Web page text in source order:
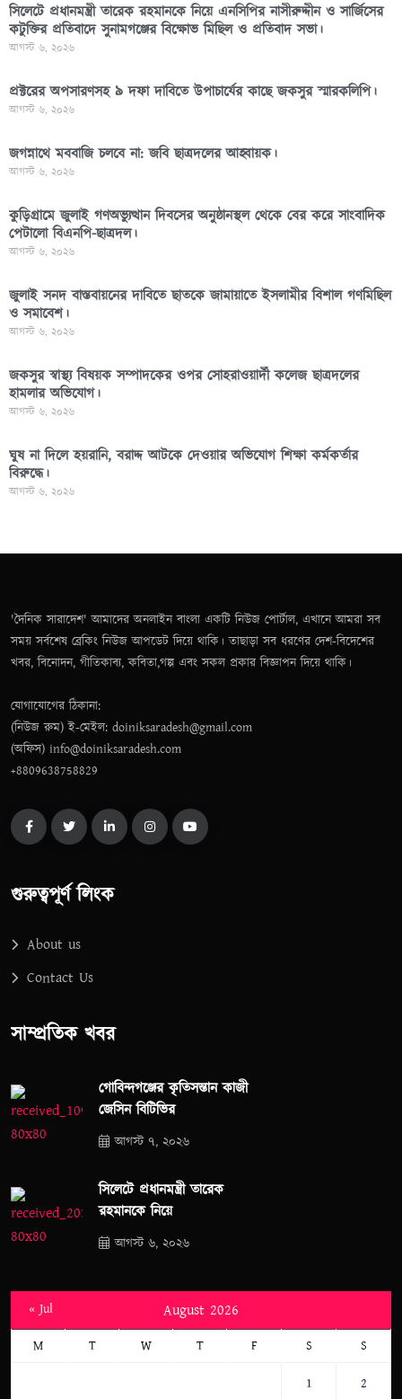
সিলেটে প্রধানমন্ত্রী তারেক রহমানকে নিয়ে এনসিপির নাসীরুদ্দীন ও সার্জিসের
কটুক্তির প্রতিবাদে সুনামগঞ্জের বিক্ষোভ মিছিল ও প্রতিবাদ সভা।
আগস্ট ৬, ২০২৬
প্রক্টরের অপসারণসহ ৯ দফা দাবিতে উপাচার্যের কাছে জকসুর স্মারকলিপি।
আগস্ট ৬, ২০২৬
জগন্নাথে মববাজি চলবে না: জবি ছাত্রদলের আহ্বায়ক।
আগস্ট ৬, ২০২৬
কুড়িগ্রামে জুলাই গণঅভ্যুত্থান দিবসের অনুষ্ঠানস্থল থেকে বের করে সাংবাদিক
পেটালো বিএনপি-ছাত্রদল।
আগস্ট ৬, ২০২৬
জুলাই সনদ বাস্তবায়নের দাবিতে ছাতকে জামায়াতে ইসলামীর বিশাল গণমিছিল
ও সমাবেশ।
আগস্ট ৬, ২০২৬
জকসুর স্বাস্থ্য বিষয়ক সম্পাদকের ওপর সোহরাওয়ার্দী কলেজ ছাত্রদলের
হামলার অভিযোগ।
আগস্ট ৬, ২০২৬
ঘুষ না দিলে হয়রানি, বরাদ্দ আটকে দেওয়ার অভিযোগ শিক্ষা কর্মকর্তার
বিরুদ্ধে।
আগস্ট ৬, ২০২৬
'দৈনিক সারাদেশ' আমাদের অনলাইন বাংলা একটি নিউজ পোর্টাল, এখানে আমরা সব
সময় সর্বশেষ ব্রেকিং নিউজ আপডেট দিয়ে থাকি। তাছাড়া সব ধরণের দেশ-বিদেশের
খবর, বিনোদন, গীতিকাব্য, কবিতা,গল্প এবং সকল প্রকার বিজ্ঞাপন দিয়ে থাকি।
যোগাযোগের ঠিকানা:
(নিউজ রুম) ই-মেইল: doiniksaradesh@gmail.com
(অফিস) info@doiniksaradesh.com
+8809638758829
গুরুত্বপূর্ণ লিংক
About us
Contact Us
সাম্প্রতিক খবর
গোবিন্দগঞ্জের কৃতিসন্তান কাজী
জেসিন বিটিভির
আগস্ট ৭, ২০২৬
সিলেটে প্রধানমন্ত্রী তারেক
রহমানকে নিয়ে
আগস্ট ৬, ২০২৬
August 2026
M T W T F S S
1 2
« Jul